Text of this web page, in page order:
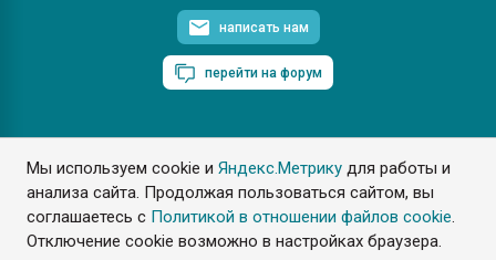
Мы используем cookie иЯндекс.Метрику для работы и
анализа сайта. Продолжая пользоваться сайтом, вы
соглашаетесь с Политикой в отношении файлов cookie.
Отключение cookie возможно в настройках браузера.
написать нам
перейти на форум
ПластЭксперт © 2006. Все права защищены
Разрешается копирование материалов сайта с обязательной
ссылкой на www.e-plastic.ru
Разработка сайта